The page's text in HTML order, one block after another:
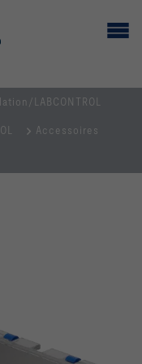
LABCONTROL
Accessoires